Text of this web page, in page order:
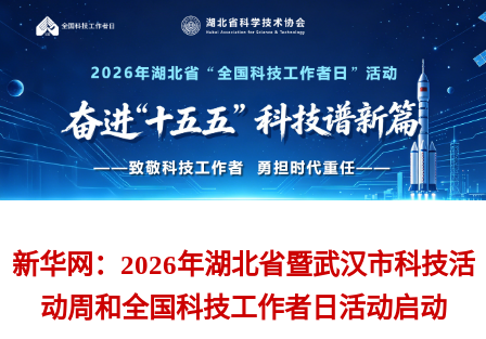
新华网：2026年湖北省暨武汉市科技活
动周和全国科技工作者日活动启动